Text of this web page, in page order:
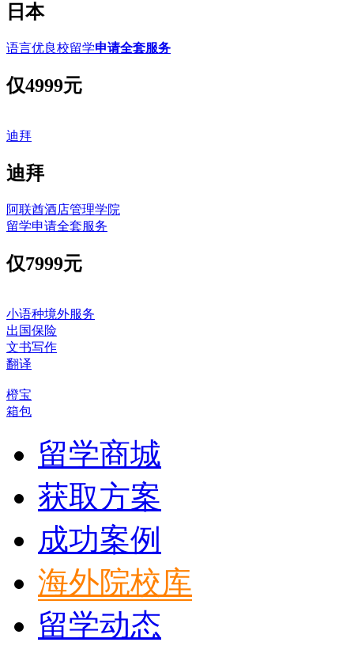
日本
语言优良校留学申请全套服务
仅4999元
迪拜
迪拜
阿联酋酒店管理学院
留学申请全套服务
仅7999元
小语种境外服务
出国保险
文书写作
翻译
橙宝
箱包
留学商城
获取方案
成功案例
海外院校库
留学动态